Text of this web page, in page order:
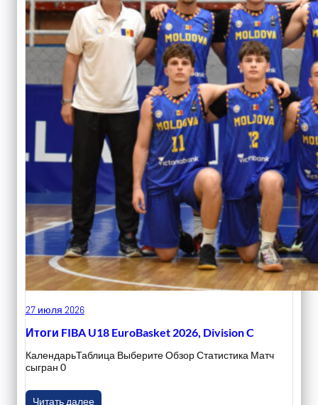
27 июля 2026
Итоги FIBA U18 EuroBasket 2026, Division C
КалендарьТаблица Выберите Обзор Статистика Матч
сыгран 0
Читать далее